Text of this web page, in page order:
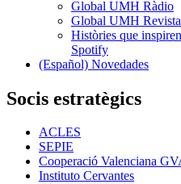
Global UMH Ràdio
Global UMH Revista
Històries que
Spotify
(Español) Novedades
Socis estratègics
ACLES
SEPIE
Cooperació Valenciana
Instituto Cervantes